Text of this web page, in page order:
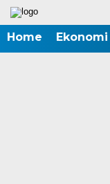
Home Ekonomi